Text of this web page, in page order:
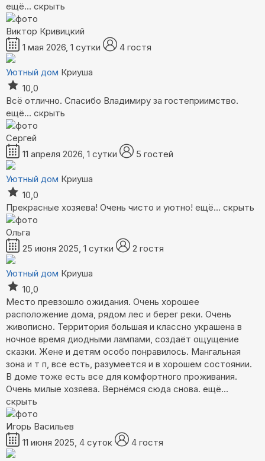
ещё... скрыть
Виктор Кривицкий
1 мая 2026, 1 сутки
4 гостя
Уютный дом Криуша
10,0
Всё отлично. Спасибо Владимиру за гостеприимство.
ещё... скрыть
Сергей
11 апреля 2026, 1 сутки
5 гостей
Уютный дом Криуша
10,0
Прекрасные хозяева! Очень чисто и уютно! ещё... скрыть
Ольга
25 июня 2025, 1 сутки
2 гостя
Уютный дом Криуша
10,0
Место превзошло ожидания. Очень хорошее
расположение дома, рядом лес и берег реки. Очень
живописно. Территория большая и классно украшена в
ночное время диодными лампами, создаёт ощущение
сказки. Жене и детям особо понравилось. Мангальная
зона и т п, все есть, разумеется и в хорошем состоянии.
В доме тоже есть все для комфортного проживания.
Очень милые хозяева. Вернёмся сюда снова. ещё...
скрыть
Игорь Васильев
11 июня 2025, 4 суток
4 гостя